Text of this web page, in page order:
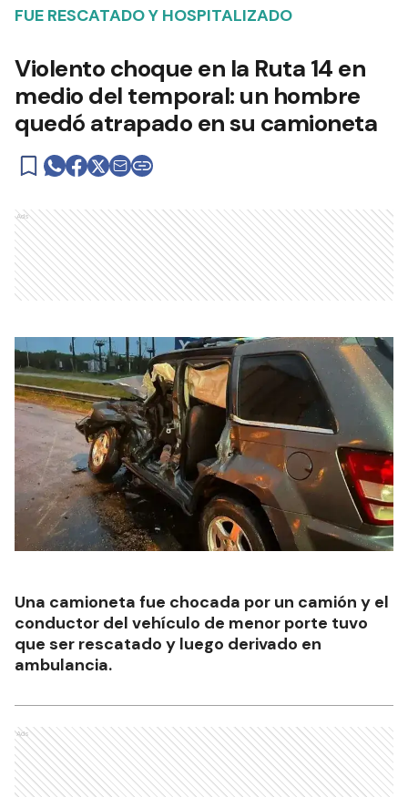
FUE RESCATADO Y HOSPITALIZADO
Violento choque en la Ruta 14 en
medio del temporal: un hombre
quedó atrapado en su camioneta
Ads
Una camioneta fue chocada por un camión y el
conductor del vehículo de menor porte tuvo
que ser rescatado y luego derivado en
ambulancia.
Ads